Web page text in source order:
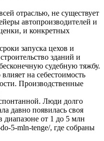
отраслью, не существует
автопроизводителей и
и конкретных
запуска цехов и
зданий и
судебную тяжбу.
на себестоимость
Производственные
Люди долго
давно появилась своя
диапазоне от 1 до 5 млн
5-mln-tenge/, где собраны